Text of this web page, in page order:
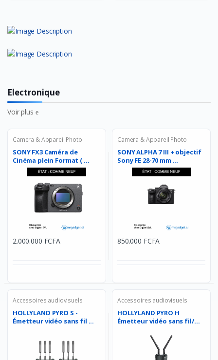
Electronique
Voir plus
Camera & Appareil Photo
SONY FX3 Caméra de
Cinéma plein Format ( ...
2.000.000 FCFA
Camera & Appareil Photo
SONY ALPHA 7 III + objectif
Sony FE 28-70 mm ...
850.000 FCFA
Accessoires audiovisuels
HOLLYLAND PYRO S -
Émetteur vidéo sans fil ...
Accessoires audiovisuels
HOLLYLAND PYRO H
Émetteur vidéo sans fil/